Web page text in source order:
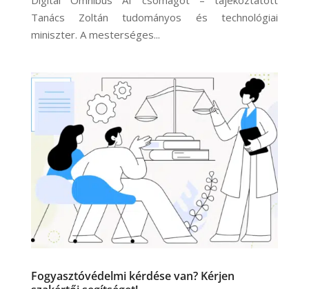
Tanács Zoltán tudományos és technológiai
miniszter. A mesterséges...
Fogyasztóvédelmi kérdése van? Kérjen